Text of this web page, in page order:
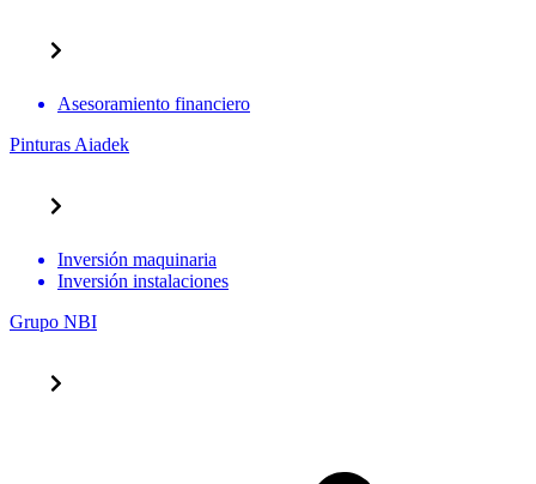
Asesoramiento financiero
Pinturas Aiadek
Inversión maquinaria
Inversión instalaciones
Grupo NBI